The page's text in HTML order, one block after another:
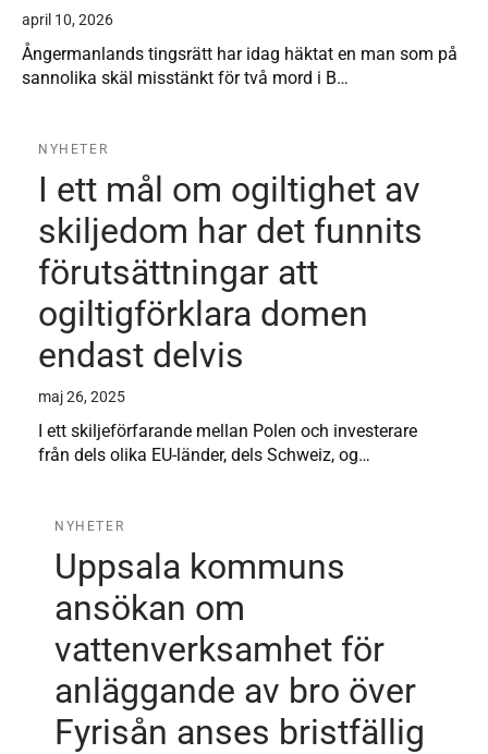
april 10, 2026
Ångermanlands tingsrätt har idag häktat en man som på
sannolika skäl misstänkt för två mord i B…
NYHETER
I ett mål om ogiltighet av
skiljedom har det funnits
förutsättningar att
ogiltigförklara domen
endast delvis
maj 26, 2025
I ett skiljeförfarande mellan Polen och investerare
från dels olika EU-länder, dels Schweiz, og…
NYHETER
Uppsala kommuns
ansökan om
vattenverksamhet för
anläggande av bro över
Fyrisån anses bristfällig